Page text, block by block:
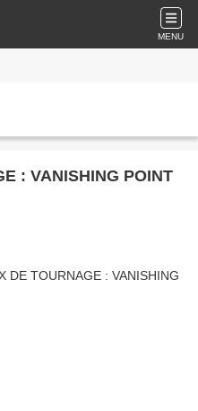
MENU
: VANISHING POINT